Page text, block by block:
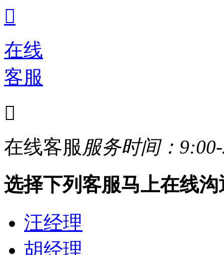

在线
客服

在线客服服务时间：
选择下列客服马上在线沟
汪经理
胡经理